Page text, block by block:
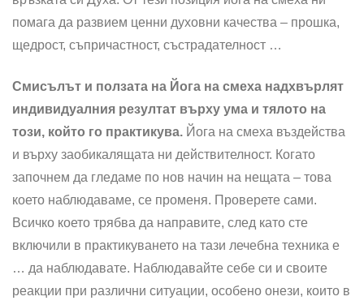
помага да развием ценни духовни качества – прошка,
щедрост, съпричастност, състрадателност …
Смисълът и ползата на Йога на смеха надхвърлят
индивидуалния резултат върху ума и тялото на
този, който го практикува. Йога на смеха въздейства
и върху заобикалящата ни действителност. Когато
започнем да гледаме по нов начин на нещата – това
което наблюдаваме, се променя. Проверете сами.
Всичко което трябва да направите, след като сте
включили в практикуването на тази лечебна техника е
… да наблюдавате. Наблюдавайте себе си и своите
реакции при различни ситуации, особено онези, които в